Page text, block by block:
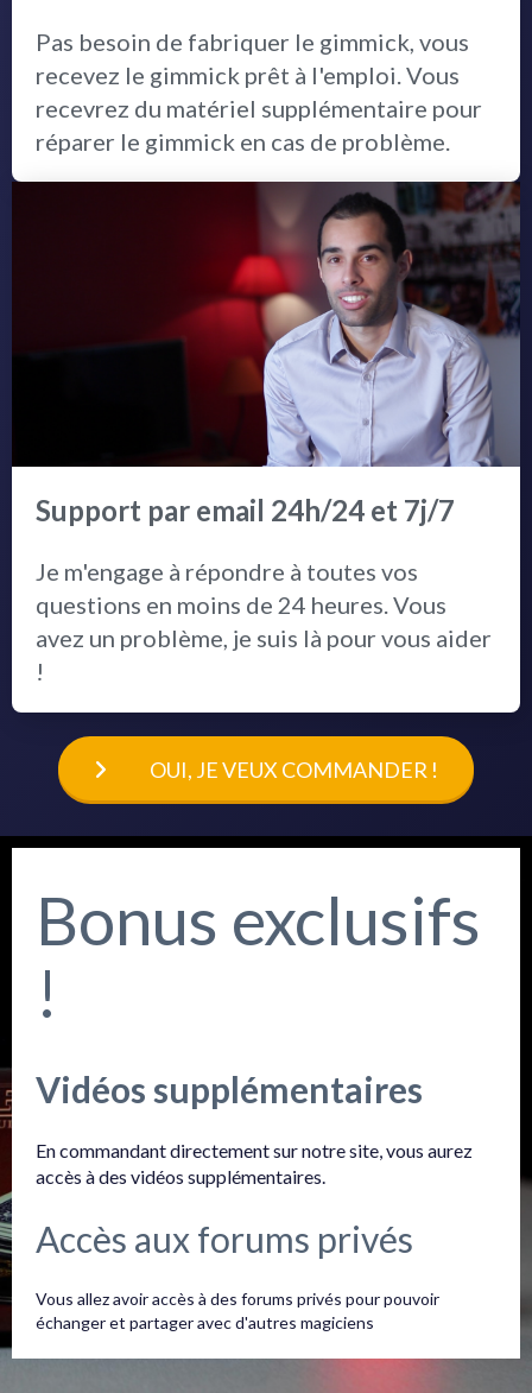
Pas besoin de fabriquer le gimmick, vous
recevez le gimmick prêt à l'emploi. Vous
recevrez du matériel supplémentaire pour
réparer le gimmick en cas de problème.
Support par email 24h/24 et 7j/7
Je m'engage à répondre à toutes vos
questions en moins de 24 heures. Vous
avez un problème, je suis là pour vous aider
!
OUI, JE VEUX COMMANDER !
Bonus exclusifs
!
Vidéos supplémentaires
En commandant directement sur notre site, vous aurez
accès à des vidéos supplémentaires.
Accès aux forums privés
Vous allez avoir accès à des forums privés pour pouvoir
échanger et partager avec d'autres magiciens